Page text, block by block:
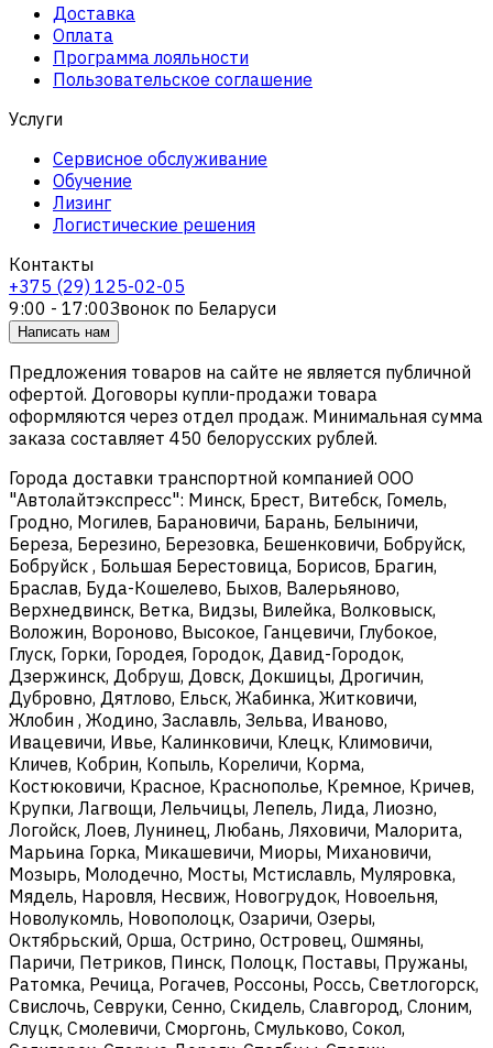
Доставка
Оплата
Программа лояльности
Пользовательское соглашение
Услуги
Сервисное обслуживание
Обучение
Лизинг
Логистические решения
Контакты
+375 (29) 125-02-05
9:00 - 17:00Звонок по Беларуси
Написать нам
Предложения товаров на сайте не является публичной
офертой. Договоры купли-продажи товара
оформляются через отдел продаж. Минимальная сумма
заказа составляет 450 белорусских рублей.
Города доставки транспортной компанией ООО
"Автолайтэкспресс": Минск, Брест, Витебск, Гомель,
Гродно, Могилев, Барановичи, Барань, Белыничи,
Береза, Березино, Березовка, Бешенковичи, Бобруйск,
Бобруйск , Большая Берестовица, Борисов, Брагин,
Браслав, Буда-Кошелево, Быхов, Валерьяново,
Верхнедвинск, Ветка, Видзы, Вилейка, Волковыск,
Воложин, Вороново, Высокое, Ганцевичи, Глубокое,
Глуск, Горки, Городея, Городок, Давид-Городок,
Дзержинск, Добруш, Довск, Докшицы, Дрогичин,
Дубровно, Дятлово, Ельск, Жабинка, Житковичи,
Жлобин , Жодино, Заславль, Зельва, Иваново,
Ивацевичи, Ивье, Калинковичи, Клецк, Климовичи,
Кличев, Кобрин, Копыль, Кореличи, Корма,
Костюковичи, Красное, Краснополье, Кремное, Кричев,
Крупки, Лагвощи, Лельчицы, Лепель, Лида, Лиозно,
Логойск, Лоев, Лунинец, Любань, Ляховичи, Малорита,
Марьина Горка, Микашевичи, Миоры, Михановичи,
Мозырь, Молодечно, Мосты, Мстиславль, Муляровка,
Мядель, Наровля, Несвиж, Новогрудок, Новоельня,
Новолукомль, Новополоцк, Озаричи, Озеры,
Октябрьский, Орша, Острино, Островец, Ошмяны,
Паричи, Петриков, Пинск, Полоцк, Поставы, Пружаны,
Ратомка, Речица, Рогачев, Россоны, Россь, Светлогорск,
Свислочь, Севруки, Сенно, Скидель, Славгород, Слоним,
Слуцк, Смолевичи, Сморгонь, Смульково, Сокол,